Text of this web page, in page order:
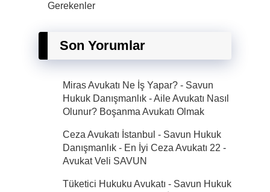
Gerekenler
Son Yorumlar
Miras Avukatı Ne İş Yapar? - Savun
Hukuk Danışmanlık -Aile Avukatı Nasıl
Olunur? Boşanma Avukatı Olmak
Ceza Avukatı İstanbul - Savun Hukuk
Danışmanlık - En İyi Ceza Avukatı 22 -
Avukat Veli SAVUN
Tüketici Hukuku Avukatı - Savun Hukuk